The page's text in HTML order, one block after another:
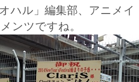
ハル」編集部、アニメ
ンツですね。